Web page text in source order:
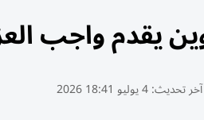
يقدم واجب
آخر تحديث:4 يوليو 18:41 2026